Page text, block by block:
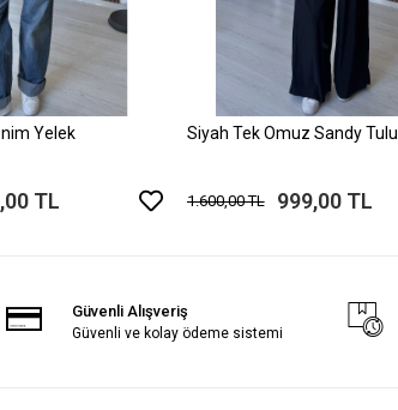
Yelek
TL
Siyah Tek Omuz Sandy
1.600,00 TL 999,00 TL
Güvenli Alışveriş
Güvenli ve kolay ödeme sistemi